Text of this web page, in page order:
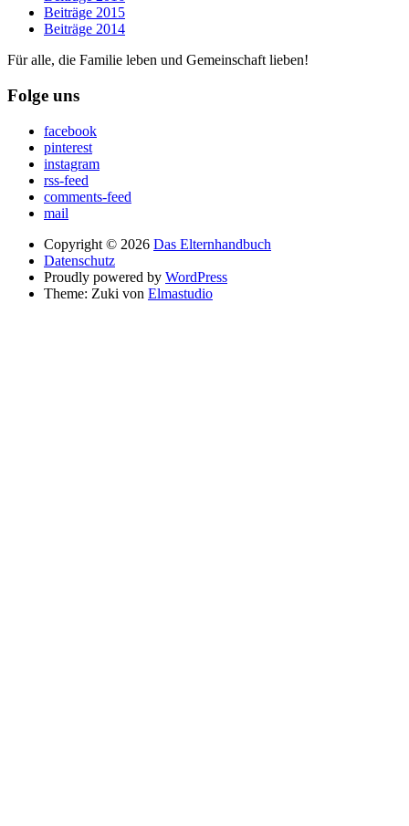
Beiträge 2015
Beiträge 2014
Für alle, die Familie leben und Gemeinschaft lieben!
Folge uns
facebook
pinterest
instagram
rss-feed
comments-feed
mail
Copyright © 2026 Das Elternhandbuch
Datenschutz
Proudly powered by WordPress
Theme: Zuki von Elmastudio